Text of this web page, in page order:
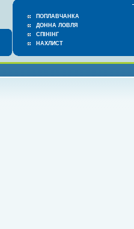
ПОПЛАВЧАНКА
ДОННА ЛОВЛЯ
СПІНІНГ
НАХЛИСТ